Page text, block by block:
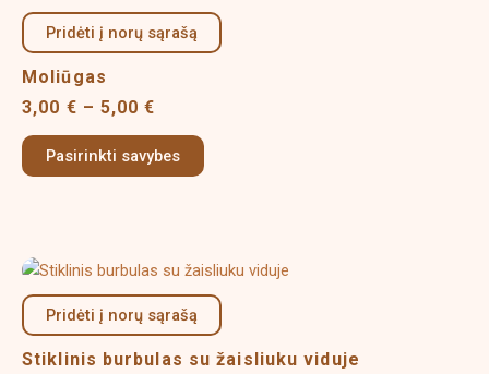
product
page
Pridėti į norų sąrašą
Moliūgas
3,00 € – 5,00€
3,00 €
through
Pasirinkti savybes
product
has
options
may
the
product
page
Pridėti į norų sąrašą
Stiklinis burbulas su žaisliuku viduje
Price
3,00 €
through
5,00 €
This
product
has
multiple